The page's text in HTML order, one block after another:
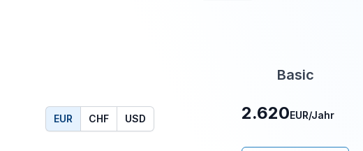
Preisvergleich
Basic
EUR CHF USD 2.620EUR/Jahr